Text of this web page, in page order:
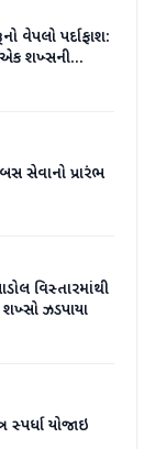
વેપલો પર્દાફાશ:
એક શખ્સની
સેવાનો પ્રારંભ
વિસ્તારમાંથી
ઝડપાયા
યોજાઇ